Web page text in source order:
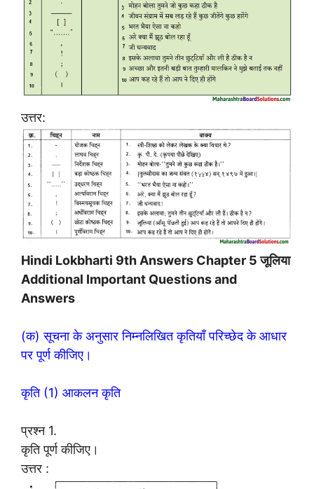
उत्तर:
Hindi Lokbharti 9th Answers Chapter 5 जूलिया
Additional Important Questions and
Answers
(क) सूचना के अनुसार निम्नलिखित कृतियाँ परिच्छेद के आधार
पर पूर्ण कीजिए।
कृति (1) आकलन कृति
प्रश्न 1.
कृति पूर्ण कीजिए।
उत्तर :